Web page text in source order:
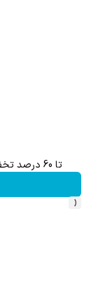
تا 60 درصد تخفیف ویژه جین وست + خرید در4 قسط
‹